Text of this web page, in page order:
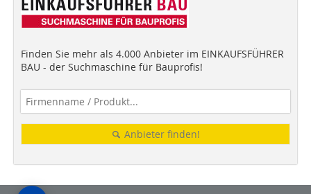
Finden Sie mehr als 4.000 Anbieter im EINKAUFSFÜHRER
BAU - der Suchmaschine für Bauprofis!
Anbieter finden!